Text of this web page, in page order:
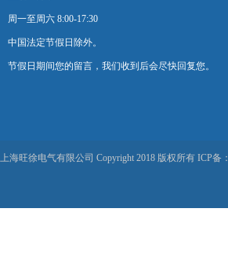
周一至周六 8:00-17:30
中国法定节假日除外。
节假日期间您的留言，我们收到后会尽快回复您。
上海旺徐电气有限公司 Copyright 2018 版权所有 ICP备：